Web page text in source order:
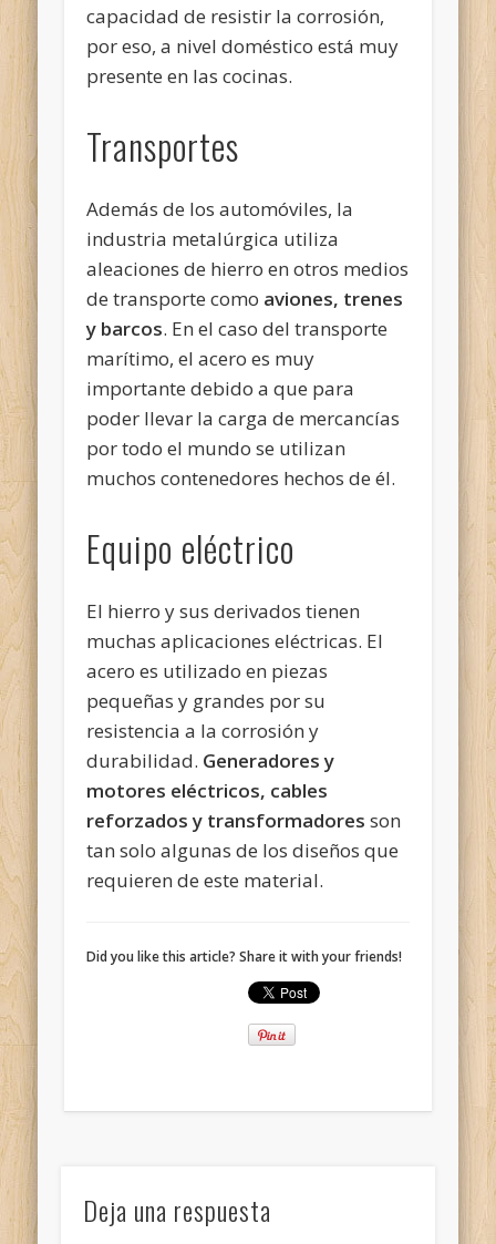
capacidad de resistir la corrosión,
por eso, a nivel doméstico está muy
presente en las cocinas.
Transportes
Además de los automóviles, la
industria metalúrgica utiliza
aleaciones de hierro en otros medios
de transporte como aviones, trenes
y barcos. En el caso del transporte
marítimo, el acero es muy
importante debido a que para
poder llevar la carga de mercancías
por todo el mundo se utilizan
muchos contenedores hechos de él.
Equipo eléctrico
El hierro y sus derivados tienen
muchas aplicaciones eléctricas. El
acero es utilizado en piezas
pequeñas y grandes por su
resistencia a la corrosión y
durabilidad. Generadores y
motores eléctricos, cables
reforzados y transformadores son
tan solo algunas de los diseños que
requieren de este material.
Did you like this article? Share it with your friends!
Deja una respuesta